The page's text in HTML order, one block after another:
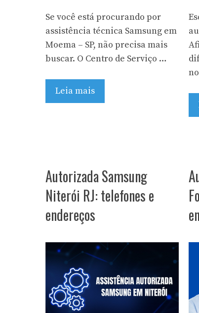
Se você está procurando por
assistência técnica Samsung em
Moema – SP, não precisa mais
buscar. O Centro de Serviço …
Leia mais
Autorizada Samsung
Niterói RJ: telefones e
endereços